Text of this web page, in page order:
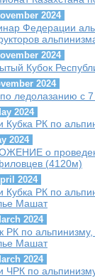
2024
Федерации
2024
Кубок
2024
ледолазанию с 7
2024
Кубка РК по
2024
о
(4120м)
2024
Кубка РК по
Машат
2024
РК по
Машат
2024
ЧРК по